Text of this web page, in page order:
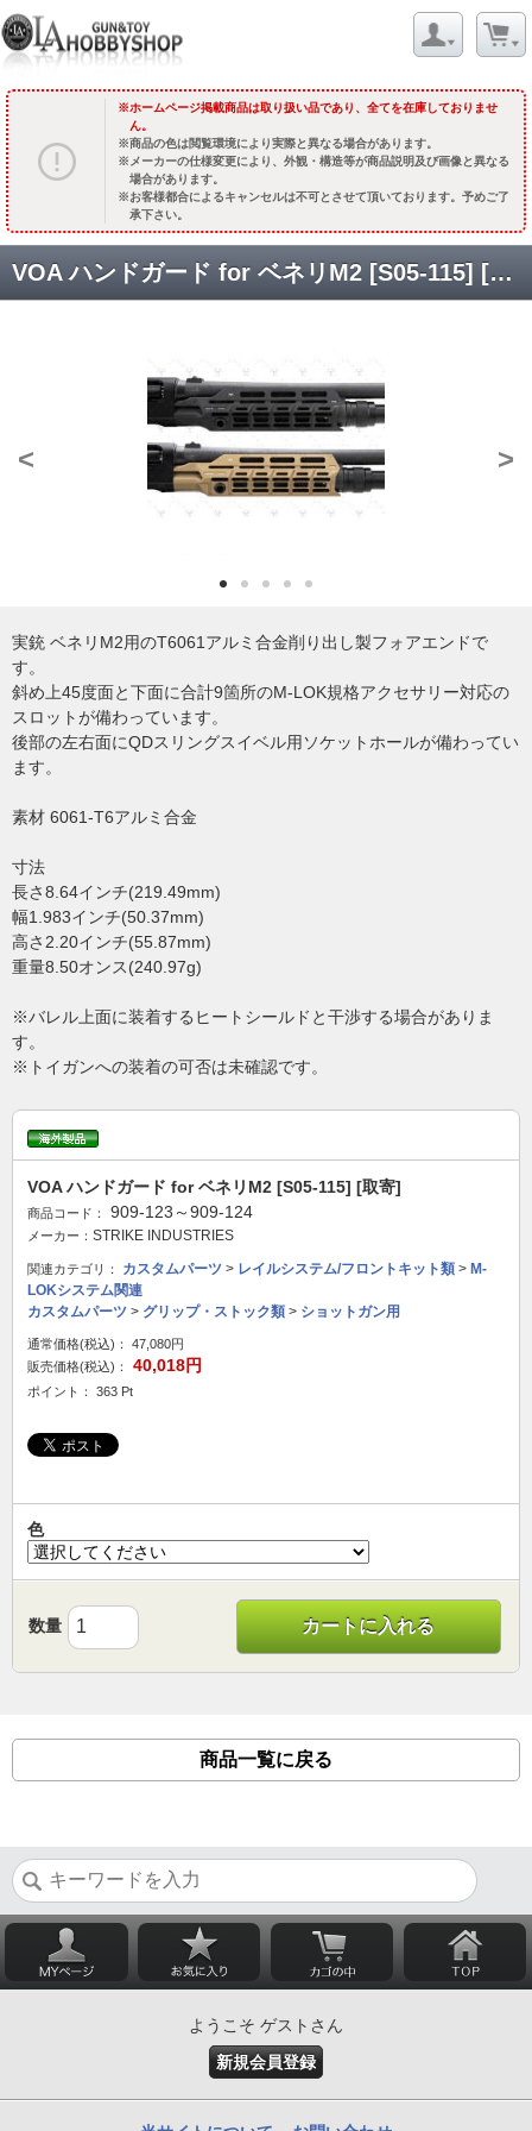
ホームページ掲載商品は取り扱い品であり、全てを在庫しておりませ
ん。
商品の色は閲覧環境により実際と異なる場合があります。
メーカーの仕様変更により、外観・構造等が商品説明及び画像と異なる
場合があります。
お客様都合によるキャンセルは不可とさせて頂いております。予めご了
承下さい。
VOA ハンドガード for ベネリM2 [S05-115] [取寄]
< >
実銃 ベネリM2用のT6061アルミ合金削り出し製フォアエンドで
す。
斜め上45度面と下面に合計9箇所のM-LOK規格アクセサリー対応の
スロットが備わっています。
後部の左右面にQDスリングスイベル用ソケットホールが備わってい
ます。
素材 6061-T6アルミ合金
寸法
長さ8.64インチ(219.49mm)
幅1.983インチ(50.37mm)
高さ2.20インチ(55.87mm)
重量8.50オンス(240.97g)
※バレル上面に装着するヒートシールドと干渉する場合がありま
す。
※トイガンへの装着の可否は未確認です。
VOA ハンドガード for ベネリM2 [S05-115] [取寄]
商品コード： 909-123～909-124
メーカー： STRIKE INDUSTRIES
関連カテゴリ： カスタムパーツ > レイルシステム/フロントキット類 > M-
LOKシステム関連
カスタムパーツ > グリップ・ストック類 > ショットガン用
通常価格(税込)：
47,080円
販売価格(税込)：
40,018円
ポイント： 363 Pt
色
数量 カートに入れる
商品一覧に戻る
ようこそ ゲストさん
新規会員登録